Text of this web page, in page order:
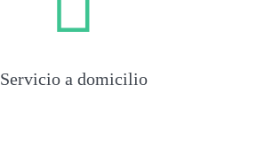
Servicio a domicilio